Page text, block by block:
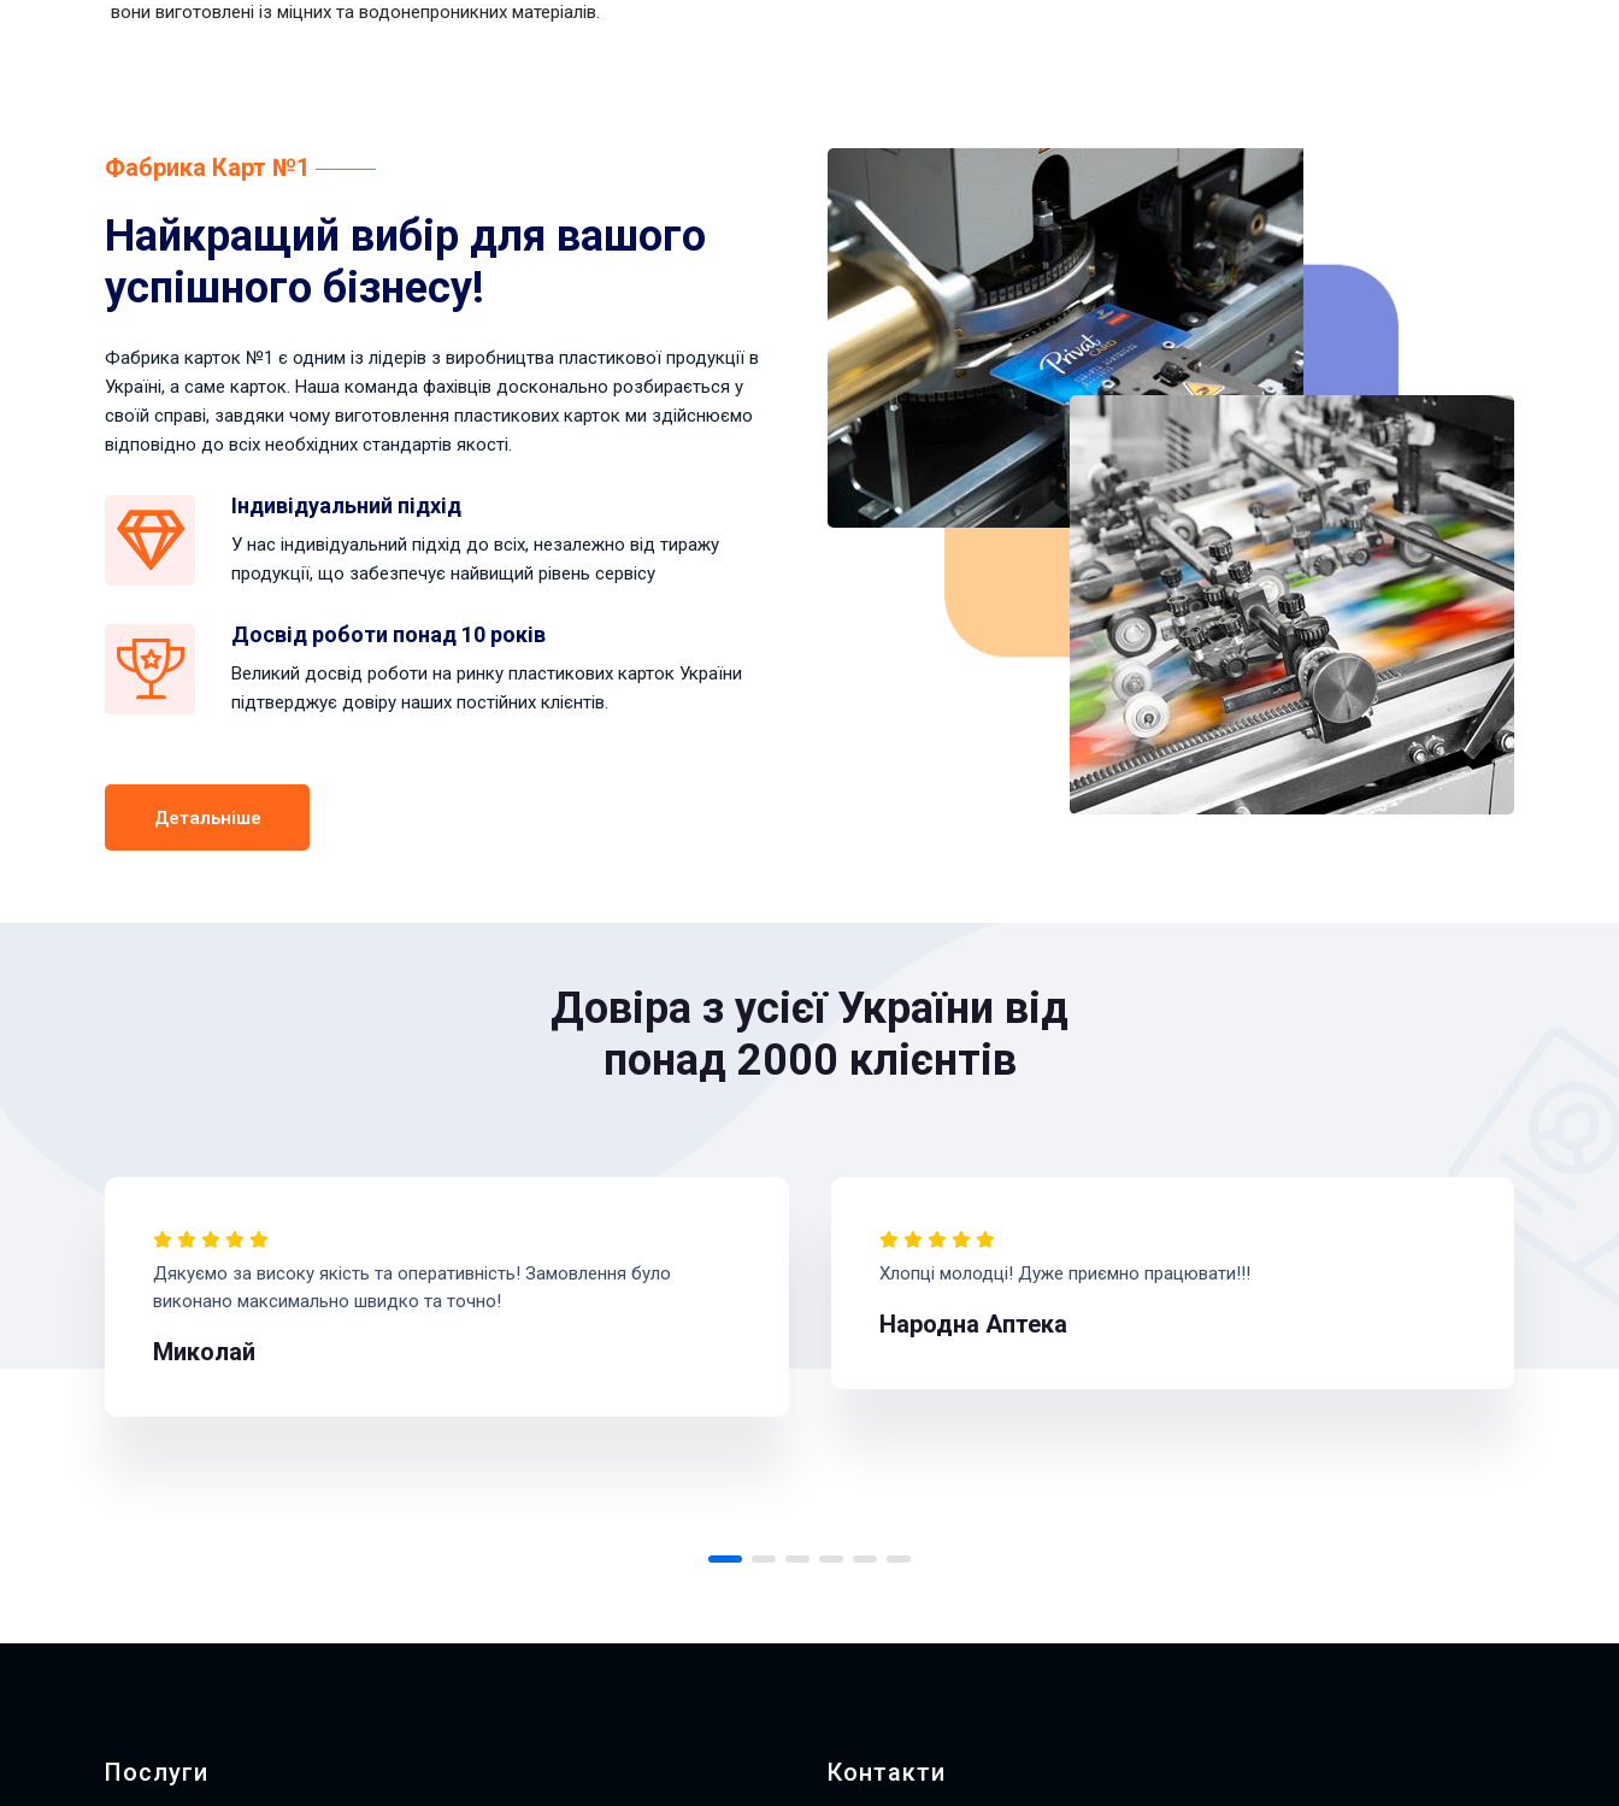
вони виготовлені із міцних та водонепроникних матеріалів.
Фабрика Карт №1
Найкращий вибір для вашого
успішного бізнесу!
Фабрика карток №1 є одним із лідерів з виробництва пластикової продукції в
Україні, а саме карток. Наша команда фахівців досконально розбирається у
своїй справі, завдяки чому виготовлення пластикових карток ми здійснюємо
відповідно до всіх необхідних стандартів якості.
Індивідуальний підхід
У нас індивідуальний підхід до всіх, незалежно від тиражу
продукції, що забезпечує найвищий рівень сервісу
Досвід роботи понад 10 років
Великий досвід роботи на ринку пластикових карток України
підтверджує довіру наших постійних клієнтів.
Детальніше
Довіра з усієї України від
понад 2000 клієнтів
Дякуємо за високу якість та оперативність! Замовлення було
виконано максимально швидко та точно!
Миколай
Хлопці молодці! Дуже приємно працювати!!!
Народна Аптека
Послуги Контакти